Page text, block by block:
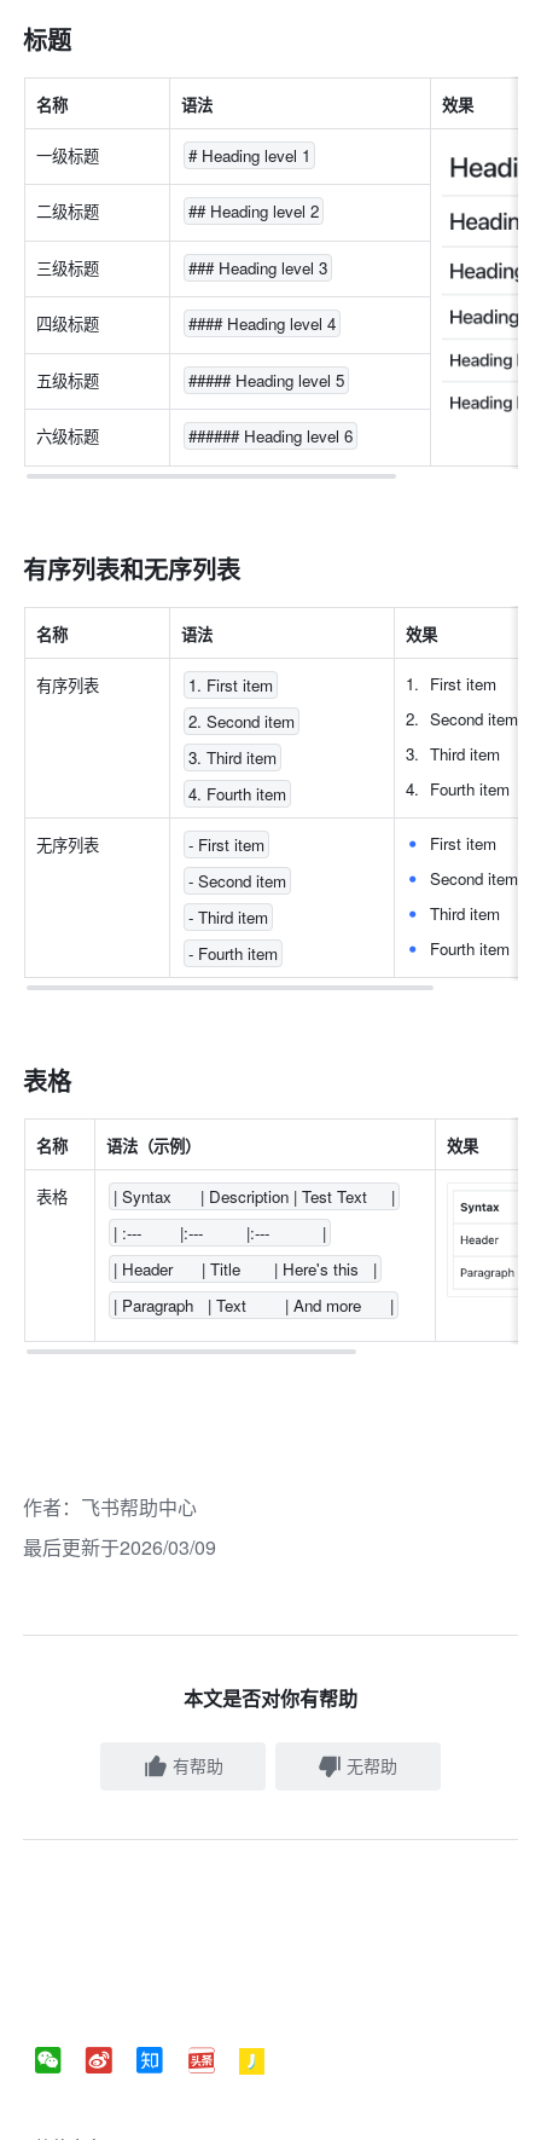
标题
名称 语法 效果
一级标题 # Heading level 1
二级标题 ## Heading level 2
三级标题 ### Heading level 3
四级标题 #### Heading level 4
五级标题 ##### Heading level 5
六级标题 ###### Heading level 6
有序列表和无序列表
名称 语法 效果
有序列表
1. First item
2. Second item
3. Third item
4. Fourth item
First item
Second item
Third item
Fourth item
无序列表
- First item
- Second item
- Third item
- Fourth item
First item
Second item
Third item
Fourth item
表格
名称 语法（示例） 效果
表格
| Syntax      | Description | Test Text     |
| :---        |:---         |:---           |
| Header      | Title       | Here's this   |
| Paragraph   | Text        | And more      |
作者： 飞书帮助中心
最后更新于2026/03/09
本文是否对你有帮助
有帮助 无帮助